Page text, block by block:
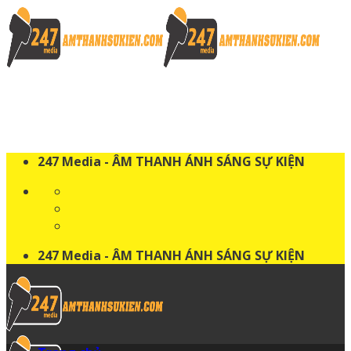
Skip
to
content
247 Media - ÂM THANH ÁNH SÁNG SỰ KIỆN
247 Media - ÂM THANH ÁNH SÁNG SỰ KIỆN